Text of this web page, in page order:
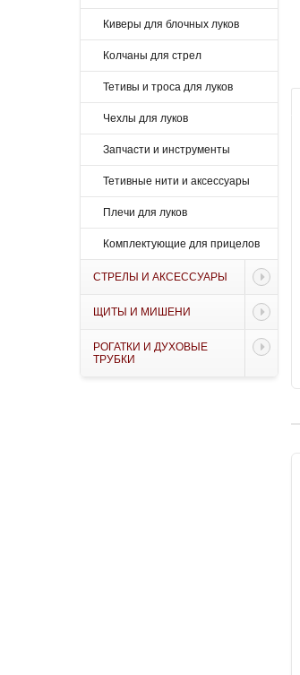
Киверы для блочных луков
Колчаны для стрел
Тетивы и троса для луков
Чехлы для луков
Запчасти и инструменты
Тетивные нити и аксессуары
Плечи для луков
Комплектующие для прицелов
СТРЕЛЫ И АКСЕССУАРЫ
ЩИТЫ И МИШЕНИ
РОГАТКИ И ДУХОВЫЕ
ТРУБКИ